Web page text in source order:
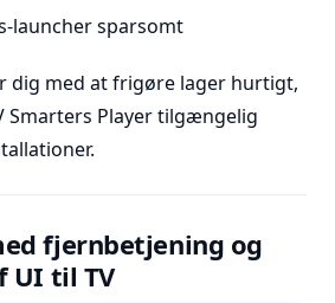
launcher sparsomt
dig med at frigøre lager hurtigt,
Smarters Player tilgængelig
fjernbetjening og
UI til TV